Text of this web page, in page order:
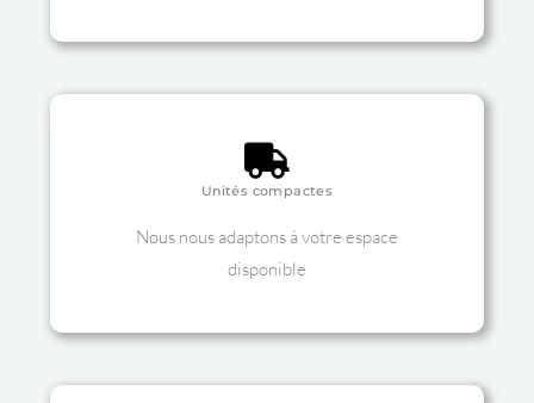
Unités compactes
Nous nous adaptons à votre espace
disponible